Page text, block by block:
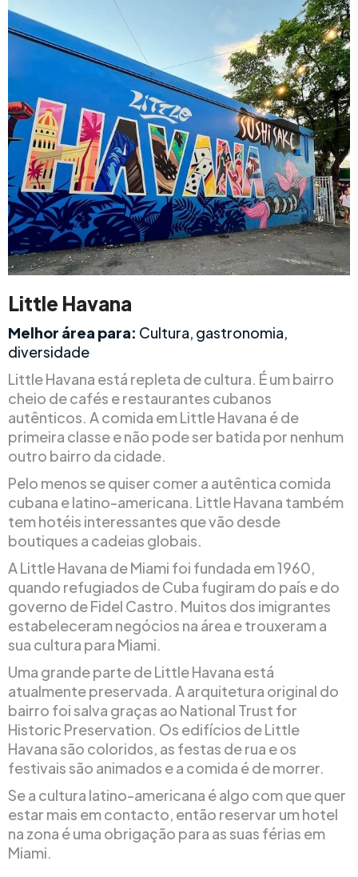
Little Havana
Melhor área para: Cultura, gastronomia,
diversidade
Little Havana está repleta de cultura. É um bairro
cheio de cafés e restaurantes cubanos
autênticos. A comida em Little Havana é de
primeira classe e não pode ser batida por nenhum
outro bairro da cidade.
Pelo menos se quiser comer a autêntica comida
cubana e latino-americana. Little Havana também
tem hotéis interessantes que vão desde
boutiques a cadeias globais.
A Little Havana de Miami foi fundada em 1960,
quando refugiados de Cuba fugiram do país e do
governo de Fidel Castro. Muitos dos imigrantes
estabeleceram negócios na área e trouxeram a
sua cultura para Miami.
Uma grande parte de Little Havana está
atualmente preservada. A arquitetura original do
bairro foi salva graças ao National Trust for
Historic Preservation. Os edifícios de Little
Havana são coloridos, as festas de rua e os
festivais são animados e a comida é de morrer.
Se a cultura latino-americana é algo com que quer
estar mais em contacto, então reservar um hotel
na zona é uma obrigação para as suas férias em
Miami.